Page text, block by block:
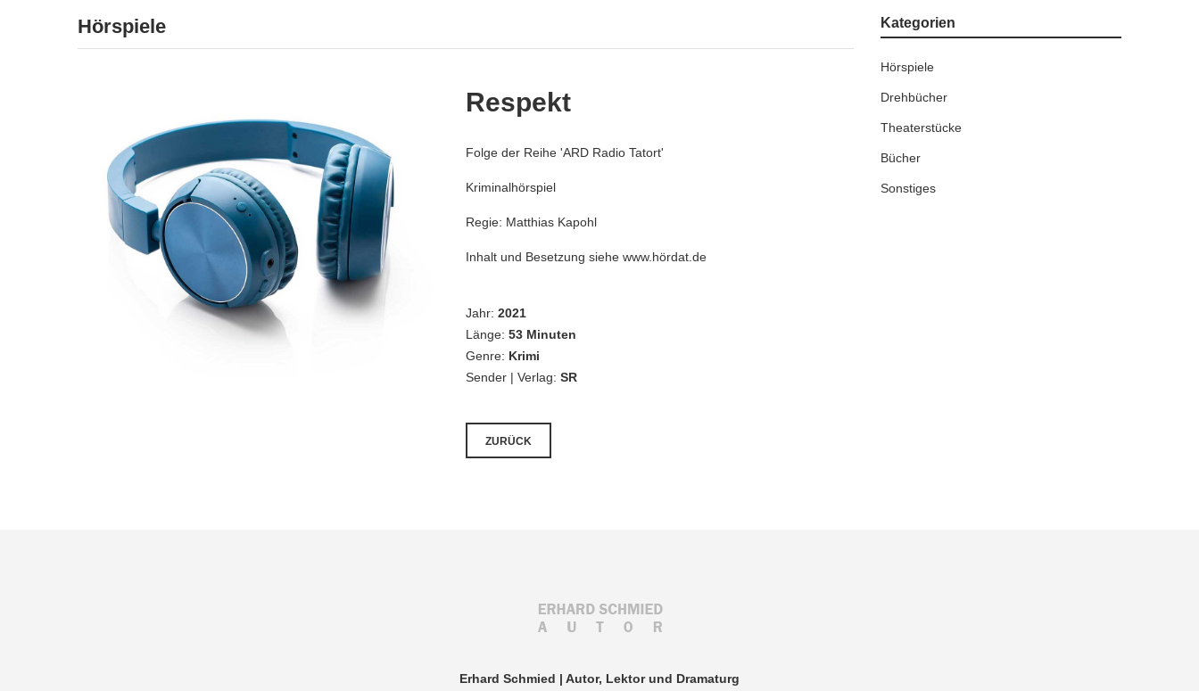
Hörspiele
Respekt
Folge der Reihe 'ARD Radio Tatort'
Kriminalhörspiel
Regie: Matthias Kapohl
Inhalt und Besetzung siehe www.hördat.de
Jahr: 2021
Länge: 53 Minuten
Genre: Krimi
Sender | Verlag: SR
ZURÜCK
Kategorien
Hörspiele
Drehbücher
Theaterstücke
Bücher
Sonstiges
Erhard Schmied | Autor, Lektor und Dramaturg